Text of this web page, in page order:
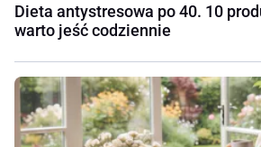
Dieta antystresowa po 40. 10
warto jeść codziennie